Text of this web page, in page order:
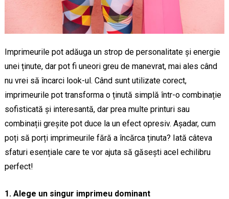
Imprimeurile pot adăuga un strop de personalitate și energie
unei ținute, dar pot fi uneori greu de manevrat, mai ales când
nu vrei să încarci look-ul. Când sunt utilizate corect,
imprimeurile pot transforma o ținută simplă într-o combinație
sofisticată și interesantă, dar prea multe printuri sau
combinații greșite pot duce la un efect opresiv. Așadar, cum
poți să porți imprimeurile fără a încărca ținuta? Iată câteva
sfaturi esențiale care te vor ajuta să găsești acel echilibru
perfect!
1. Alege un singur imprimeu dominant